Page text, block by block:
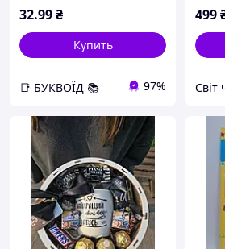
32.99₴
Купить
📑 БУКВОЇД 📚 97%
499
Світ